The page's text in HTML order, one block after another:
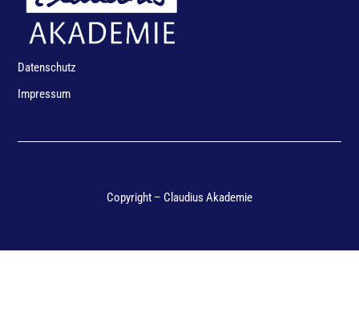
Datenschutz
Impressum
Copyright – Claudius Akademie